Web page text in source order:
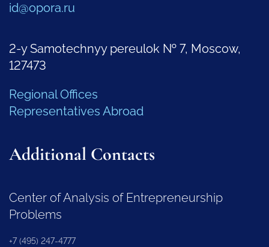
id@opora.ru
2-y Samotechnyy pereulok № 7, Moscow,
127473
Regional Offices
Representatives Abroad
Additional Contacts
Center of Analysis of Entrepreneurship
Problems
+7 (495) 247-4777